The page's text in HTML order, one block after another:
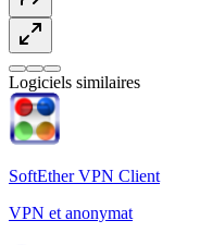
Logiciels similaires
SoftEther VPN Client
VPN et anonymat